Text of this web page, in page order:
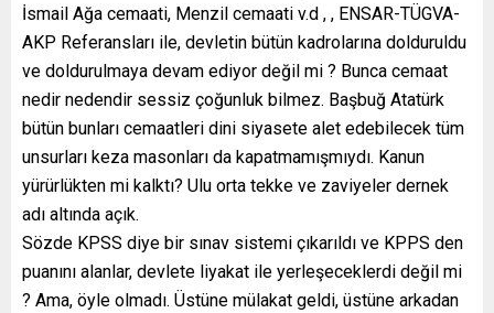
İsmail Ağa cemaati, Menzil cemaati v.d , , ENSAR-TÜGVA-
AKP Referansları ile, devletin bütün kadrolarına dolduruldu
ve doldurulmaya devam ediyor değil mi ? Bunca cemaat
nedir nedendir sessiz çoğunluk bilmez. Başbuğ Atatürk
bütün bunları cemaatleri dini siyasete alet edebilecek tüm
unsurları keza masonları da kapatmamışmıydı. Kanun
yürürlükten mi kalktı? Ulu orta tekke ve zaviyeler dernek
adı altında açık.
Sözde KPSS diye bir sınav sistemi çıkarıldı ve KPPS den
puanını alanlar, devlete liyakat ile yerleşeceklerdi değil mi
? Ama, öyle olmadı. Üstüne mülakat geldi, üstüne arkadan